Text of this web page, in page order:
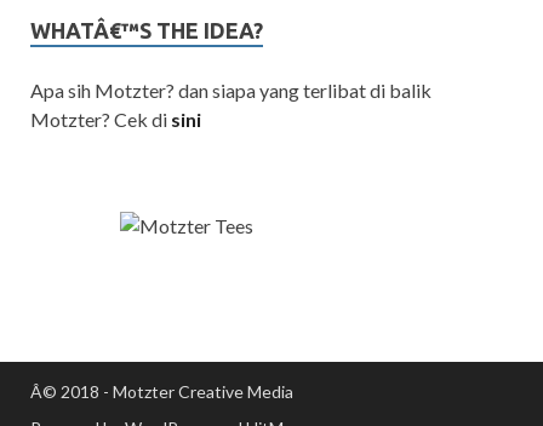
WHATÂ€™S THE IDEA?
Apa sih Motzter? dan siapa yang terlibat di balik
Motzter? Cek di sini
Â© 2018 - Motzter Creative Media